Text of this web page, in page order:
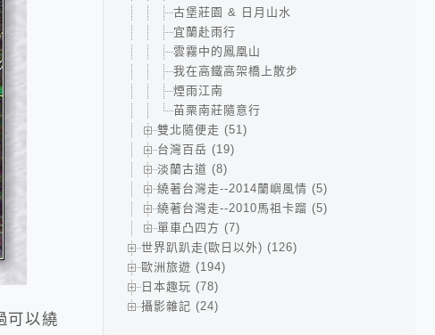
可以繞
古堡莊園 & 日月山水
宜蘭赴雨行
雲霧中的鳳凰山
我在高鐵高架橋上散步
煙雨江南
苗栗南莊隨意行
雙北隨便走 (51)
台灣百岳 (19)
淡蘭古道 (8)
繞著台灣走--2014蘭嶼風情 (5)
繞著台灣走--2010馬祖卡蹓 (5)
單車凸四方 (7)
世界趴趴走(歐日以外) (126)
歐洲旅遊 (194)
日本趣玩 (78)
攝影雜記 (24)